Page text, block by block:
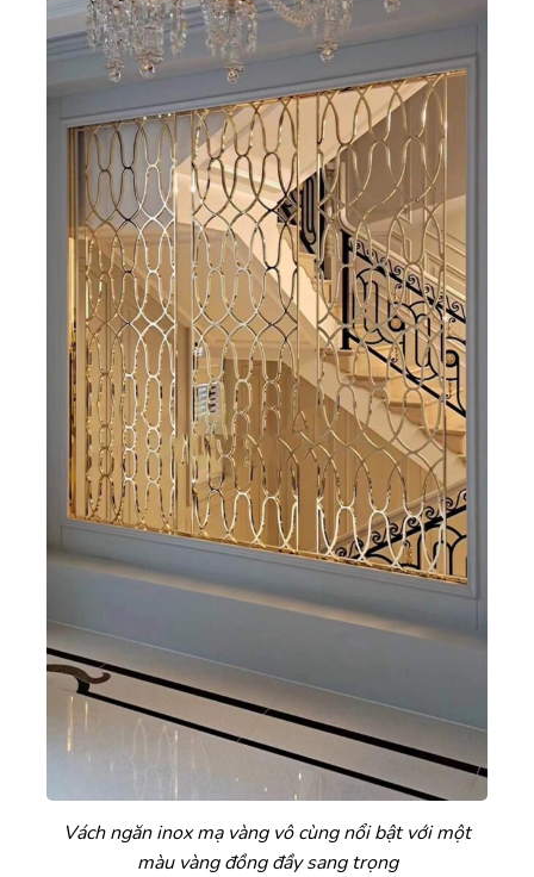
Vách ngăn inox mạ vàng vô cùng nổi bật với một
màu vàng đồng đầy sang trọng